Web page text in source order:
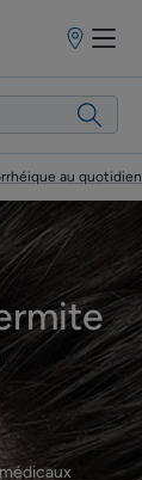
Points
vente
au quotidien